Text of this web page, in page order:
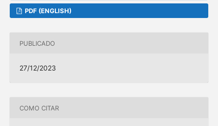
PDF (ENGLISH)
PUBLICADO
27/12/2023
COMO CITAR